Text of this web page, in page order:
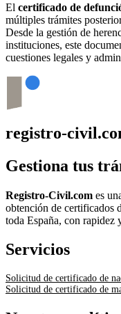
El certificado de
múltiples trámites
Desde la gestión de
instituciones, este
cuestiones legales y
registro-
Gestiona tus
Registro-Civil.com es
obtención de certificados
toda España, con rapidez
Servicios
Solicitud de certificado de
Solicitud de certificado de